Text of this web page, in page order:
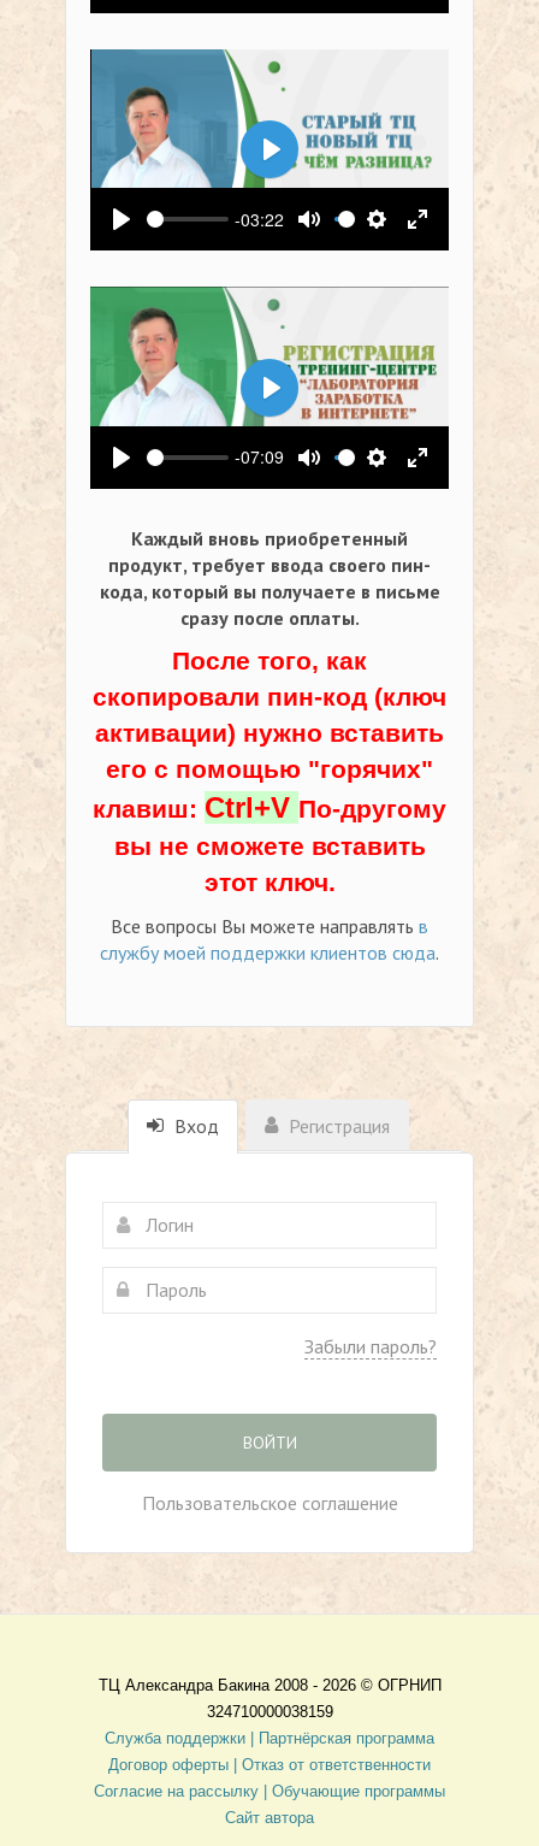
Воспроизвести Выключить звук
Настройки
PIP На весь
Воспроизвести
-03:22
Выключить звук
Настройки
На весь
Воспроизвести
Воспроизвести
-07:09
Выключить звук
Настройки
На весь
Воспроизвести
Каждый вновь приобретенный
продукт, требует ввода своего пин-
кода, который вы получаете в письме
сразу после оплаты.
После того, как
скопировали пин-код (ключ
активации) нужно вставить
его с помощью "горячих"
клавиш: Ctrl+V По-другому
вы не сможете вставить
этот ключ.
Все вопросы Вы можете направлять в
службу моей поддержки клиентов сюда.
Вход Регистрация
Забыли пароль?
ВОЙТИ
Пользовательское соглашение
ТЦ Александра Бакина 2008 - 2026 © ОГРНИП
324710000038159
Служба поддержки |
Партнёрская программа
Договор оферты
| Отказ от ответственности
Согласие на рассылку | Обучающие программы
Сайт автора